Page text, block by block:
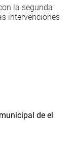
la segunda
intervenciones